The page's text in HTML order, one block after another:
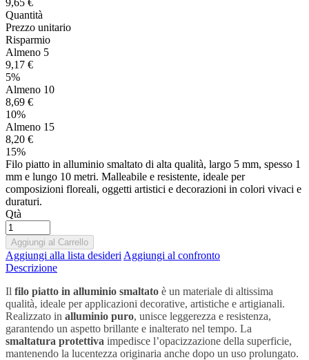
Quantità
Prezzo unitario
Risparmio
Almeno 5
9,17 €
5%
Almeno 10
8,69 €
10%
Almeno 15
8,20 €
15%
Filo piatto in alluminio smaltato di alta qualità, largo 5 mm, spesso 1
mm e lungo 10 metri. Malleabile e resistente, ideale per
composizioni floreali, oggetti artistici e decorazioni in colori vivaci e
duraturi.
Qtà
Aggiungi al Carrello
Aggiungi alla lista desideri Aggiungi al confronto
Descrizione
Il filo piatto in alluminio smaltato è un materiale di altissima
qualità, ideale per applicazioni decorative, artistiche e artigianali.
Realizzato in alluminio puro, unisce leggerezza e resistenza,
garantendo un aspetto brillante e inalterato nel tempo. La
smaltatura protettiva impedisce l’opacizzazione della superficie,
mantenendo la lucentezza originaria anche dopo un uso prolungato.